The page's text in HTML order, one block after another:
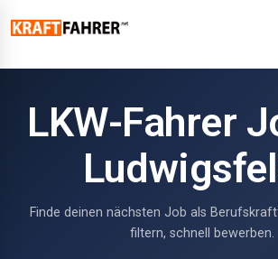
LKW-Fahrer
Finde deinen nächsten Job als
filtern, schnell bewerben.